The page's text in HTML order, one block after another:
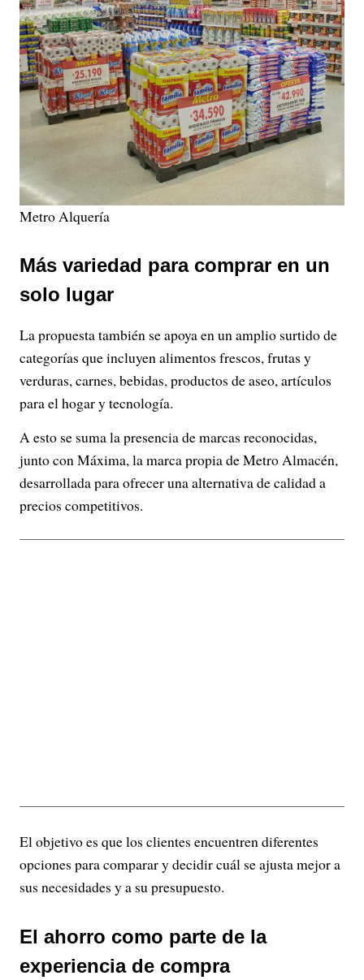
Metro Alquería
Más variedad para comprar en un
solo lugar
La propuesta también se apoya en un amplio surtido de
categorías que incluyen alimentos frescos, frutas y
verduras, carnes, bebidas, productos de aseo, artículos
para el hogar y tecnología.
A esto se suma la presencia de marcas reconocidas,
junto con Máxima, la marca propia de Metro Almacén,
desarrollada para ofrecer una alternativa de calidad a
precios competitivos.
El objetivo es que los clientes encuentren diferentes
opciones para comparar y decidir cuál se ajusta mejor a
sus necesidades y a su presupuesto.
El ahorro como parte de la
experiencia de compra